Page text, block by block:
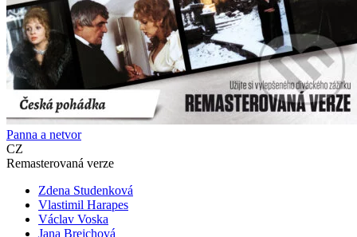
Panna a netvor
CZ
Remasterovaná verze
Zdena Studenková
Vlastimil Harapes
Václav Voska
Jana Brejchová